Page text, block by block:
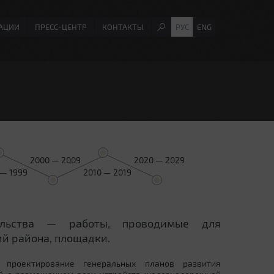
ПРЕСС-ЦЕНТР КОНТАКТЫ РУС ENG
1999
2000 — 2009
2010 — 2019
2020 — 2029
— работы, проводимые для
района, площадки.
генеральных планов развития